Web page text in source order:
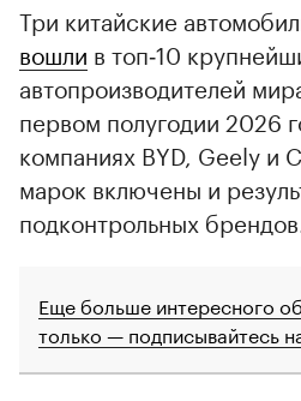
Три китайские
вошли в топ‑10
автопроизводителей
первом полугодии 2026
компаниях BYD, Geely и
марок включены и
подконтрольных
Еще больше интересного
только — подписывайтесь